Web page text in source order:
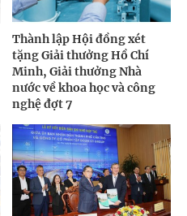
Thành lập Hội đồng xét
tặng Giải thưởng Hồ Chí
Minh, Giải thưởng Nhà
nước về khoa học và công
nghệ đợt 7